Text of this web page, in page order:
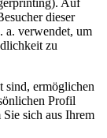
dieser
a. verwendet, um
zu
sind, ermöglichen
Profil
sich aus Ihrem